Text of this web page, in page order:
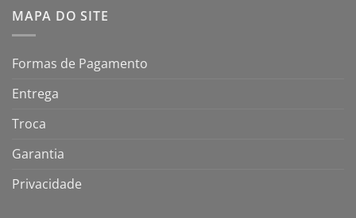
MAPA DO SITE
Formas de Pagamento
Entrega
Troca
Garantia
Privacidade